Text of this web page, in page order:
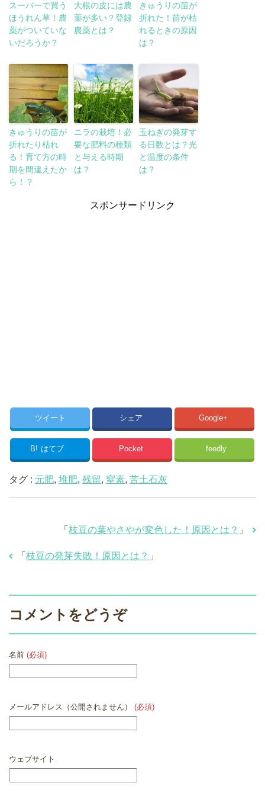
スーパーで買う
ほうれん草！農
薬がついていな
いだろうか？
大根の皮には農
薬が多い？登録
農薬とは？
きゅうりの苗が
折れた！苗が枯
れるときの原因
は？
きゅうりの苗が
折れたり枯れ
る！育て方の時
期を間違えたか
ら！？
ニラの栽培！必
要な肥料の種類
と与える時期
は？
玉ねぎの発芽す
る日数とは？光
と温度の条件
は？
スポンサードリンク
ツイート シェア Google+
B! はてブ Pocket feedly
タグ : 元肥, 堆肥, 残留, 窒素, 苦土石灰
「 枝豆の葉やさやが変色した！原因とは？ 」
「 枝豆の発芽失敗！原因とは？ 」
コメントをどうぞ
名前 (必須)
メールアドレス（公開されません） (必須)
ウェブサイト